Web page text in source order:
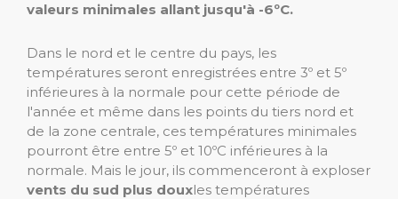
valeurs minimales allant jusqu'à -6ºC.
Dans le nord et le centre du pays, les
températures seront enregistrées entre 3º et 5º
inférieures à la normale pour cette période de
l'année et même dans les points du tiers nord et
de la zone centrale, ces températures minimales
pourront être entre 5º et 10ºC inférieures à la
normale. Mais le jour, ils commenceront à exploser
vents du sud plus douxles températures